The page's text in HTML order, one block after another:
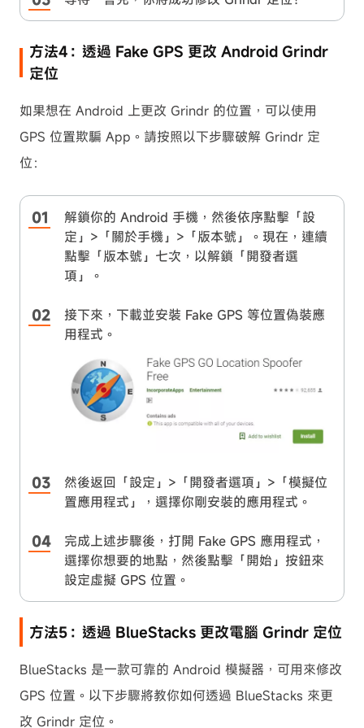
方法4：透過 Fake GPS 更改 Android Grindr
定位
如果想在 Android 上更改 Grindr 的位置，可以使用
GPS 位置欺騙 App。請按照以下步驟破解 Grindr 定
位：
解鎖你的 Android 手機，然後依序點擊「設
定」>「關於手機」>「版本號」。現在，連續
點擊「版本號」七次，以解鎖「開發者選
項」。
接下來，下載並安裝 Fake GPS 等位置偽裝應
用程式。
然後返回「設定」>「開發者選項」>「模擬位
置應用程式」，選擇你剛安裝的應用程式。
完成上述步驟後，打開 Fake GPS 應用程式，
選擇你想要的地點，然後點擊「開始」按鈕來
設定虛擬 GPS 位置。
方法5：透過 BlueStacks 更改電腦 Grindr 定位
BlueStacks 是一款可靠的 Android 模擬器，可用來修改
GPS 位置。以下步驟將教你如何透過 BlueStacks 來更
改 Grindr 定位。